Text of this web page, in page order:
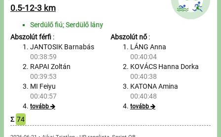
Úszás
Evezés
Hírek
Útmutató
0.5-12-3 km
Serdülő fiú; Serdülő lány
Abszolút férfi :
JANTOSIK Barnabás
00:38:59
RAPAI Zoltán
00:39:53
MI Feiyu
00:40:57
tovább
Abszolút nő:
LÁNG Anna
00:40:04
KOVÁCS Hanna Dorka
00:40:38
KATONA Amina
00:40:48
tovább
Σ 74